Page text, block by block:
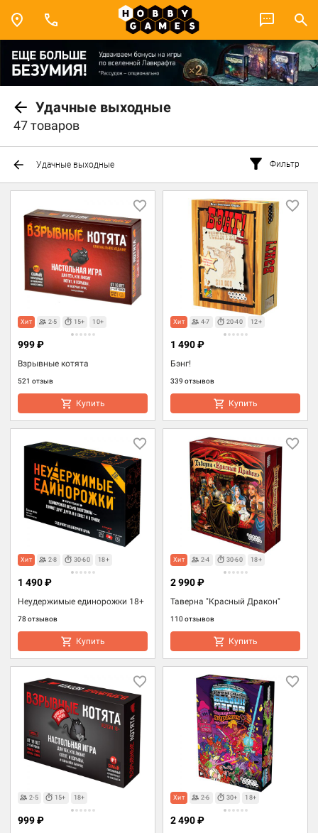
Удачные выходные
47 товаров
Удачные выходные Фильтр
Хит 2-5 15+ 10+
Взрывные котята
521 отзыв
999 ₽
Купить
Хит 4-7 20-40 12+
Бэнг!
339 отзывов
1 490 ₽
Купить
Хит 2-8 30-60 18+
Неудержимые единорожки 18+
78 отзывов
1 490 ₽
Купить
Хит 2-4 30-60 18+
Таверна "Красный Дракон"
110 отзывов
2 990 ₽
Купить
2-5 15+ 18+
999 ₽
Хит 2-6 30+ 18+
2 490 ₽